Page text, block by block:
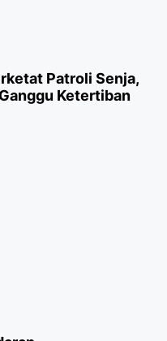
Patroli Senja,
Ketertiban